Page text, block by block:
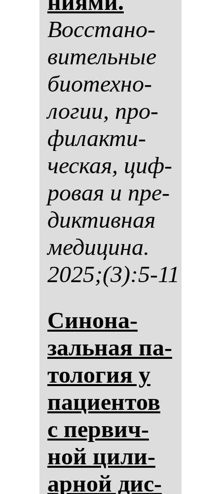
Вос­ста­но­
ви­тель­ные
би­отех­но­
ло­гии, про­
фи­лак­ти­
чес­кая, циф­
ро­вая и пре­
дик­тив­ная
ме­ди­ци­на.
2025;(3):5-11
Си­но­на­
заль­ная па­
то­ло­гия у
па­ци­ен­тов
с пер­вич­
ной ци­ли­
ар­ной дис­